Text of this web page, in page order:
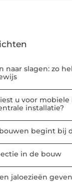
naar slagen: zo
u voor
installatie?
begint bij
in de bouw
jaloezieën